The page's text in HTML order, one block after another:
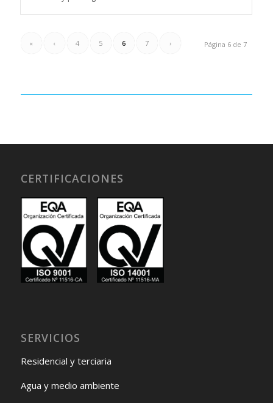
Página 6 de 7
« ‹ 4 5 6 7 ›
CERTIFICACIONES
SERVICIOS
Residencial y terciaria
Agua y medio ambiente